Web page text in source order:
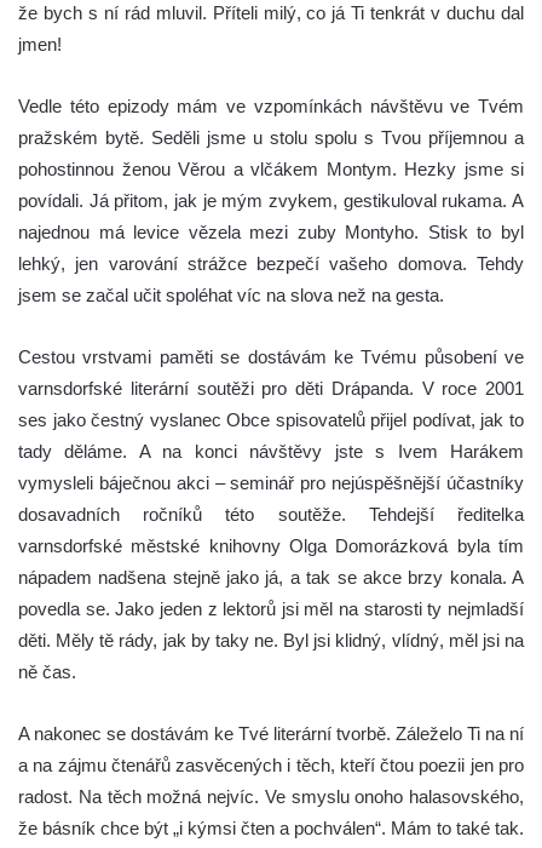
že bych s ní rád mluvil. Příteli milý, co já Ti tenkrát v duchu dal
jmen!
Vedle této epizody mám ve vzpomínkách návštěvu ve Tvém
pražském bytě. Seděli jsme u stolu spolu s Tvou příjemnou a
pohostinnou ženou Věrou a vlčákem Montym. Hezky jsme si
povídali. Já přitom, jak je mým zvykem, gestikuloval rukama. A
najednou má levice vězela mezi zuby Montyho. Stisk to byl
lehký, jen varování strážce bezpečí vašeho domova. Tehdy
jsem se začal učit spoléhat víc na slova než na gesta.
Cestou vrstvami paměti se dostávám ke Tvému působení ve
varnsdorfské literární soutěži pro děti Drápanda. V roce 2001
ses jako čestný vyslanec Obce spisovatelů přijel podívat, jak to
tady děláme. A na konci návštěvy jste s Ivem Harákem
vymysleli báječnou akci – seminář pro nejúspěšnější účastníky
dosavadních ročníků této soutěže. Tehdejší ředitelka
varnsdorfské městské knihovny Olga Domorázková byla tím
nápadem nadšena stejně jako já, a tak se akce brzy konala. A
povedla se. Jako jeden z lektorů jsi měl na starosti ty nejmladší
děti. Měly tě rády, jak by taky ne. Byl jsi klidný, vlídný, měl jsi na
ně čas.
A nakonec se dostávám ke Tvé literární tvorbě. Záleželo Ti na ní
a na zájmu čtenářů zasvěcených i těch, kteří čtou poezii jen pro
radost. Na těch možná nejvíc. Ve smyslu onoho halasovského,
že básník chce být „i kýmsi čten a pochválen“. Mám to také tak.